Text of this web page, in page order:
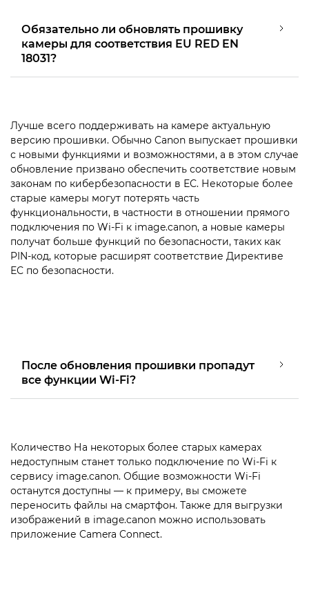
Обязательно ли обновлять прошивку
камеры для соответствия EU RED EN
18031?
Лучше всего поддерживать на камере актуальную
версию прошивки. Обычно Canon выпускает прошивки
с новыми функциями и возможностями, а в этом случае
обновление призвано обеспечить соответствие новым
законам по кибербезопасности в ЕС. Некоторые более
старые камеры могут потерять часть
функциональности, в частности в отношении прямого
подключения по Wi-Fi к image.canon, а новые камеры
получат больше функций по безопасности, таких как
PIN-код, которые расширят соответствие Директиве
ЕС по безопасности.
После обновления прошивки пропадут
все функции Wi-Fi?
Количество На некоторых более старых камерах
недоступным станет только подключение по Wi-Fi к
сервису image.canon. Общие возможности Wi-Fi
останутся доступны — к примеру, вы сможете
переносить файлы на смартфон. Также для выгрузки
изображений в image.canon можно использовать
приложение Camera Connect.